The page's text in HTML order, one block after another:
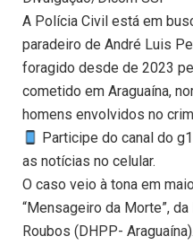
A Polícia Civil está em
paradeiro de André Luis
foragido desde de 2023
cometido em Araguaína,
homens envolvidos no
Participe do canal do
as notícias no celular.
O caso veio à tona em
“Mensageiro da Morte”,
Roubos (DHPP-